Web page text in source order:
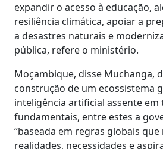
expandir o acesso à educação,
resiliência climática, apoiar a
a desastres naturais e
pública, refere o ministério.
Moçambique, disse Muchanga,
construção de um ecossistema
inteligência artificial assente em
fundamentais, entre estes a
“baseada em regras globais
realidades, necessidades e